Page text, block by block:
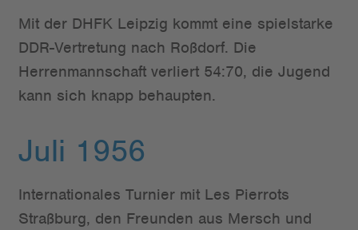
Mit der DHFK Leipzig kommt eine spielstarke
DDR-Vertretung nach Roßdorf. Die
Herrenmannschaft verliert 54:70, die Jugend
kann sich knapp behaupten.
Juli 1956
Internationales Turnier mit Les Pierrots
Straßburg, den Freunden aus Mersch und